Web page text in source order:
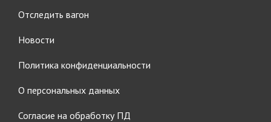
Отследить вагон
Новости
Политика конфиденциальности
О персональных данных
Согласие на обработку ПД